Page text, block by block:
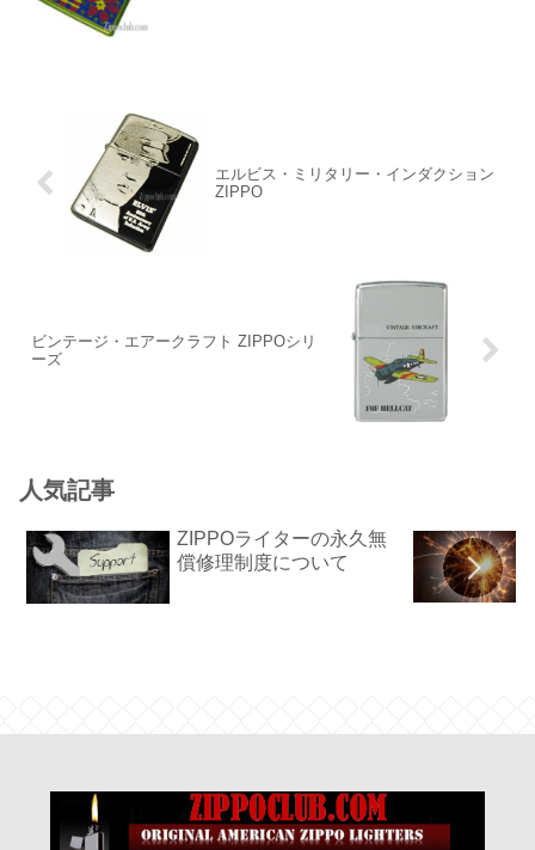
エルビス・ミリタリー・インダクション
ZIPPO
ビンテージ・エアークラフト ZIPPOシリ
ーズ
人気記事
ZIPPOライターの永久無
償修理制度について